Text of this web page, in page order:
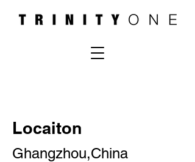
Locaiton
Ghangzhou,China